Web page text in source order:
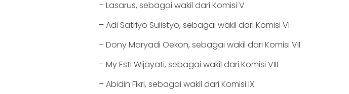
– Lasarus, sebagai wakil dari Komisi V
– Adi Satriyo Sulistyo, sebagai wakil dari Komisi VI
– Dony Maryadi Oekon, sebagai wakil dari Komisi VII
– My Esti Wijayati, sebagai wakil dari Komisi VIII
– Abidin Fikri, sebagai wakil dari Komisi IX